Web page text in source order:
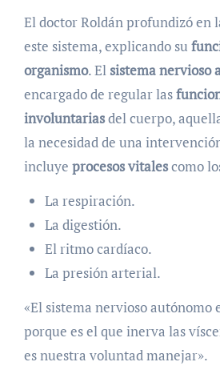
El doctor Roldán profundizó en
este sistema, explicando su
organismo. El sistema nervioso
encargado de regular las
involuntariasdel cuerpo,
la necesidad de una
incluye procesos vitalescomo
La respiración.
La digestión.
El ritmo cardíaco.
La presión arterial.
«El sistema nervioso autónomo
porque es el que inerva las
es nuestra voluntad manejar».